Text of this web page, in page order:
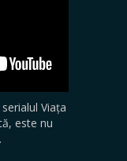
Viața
este nu